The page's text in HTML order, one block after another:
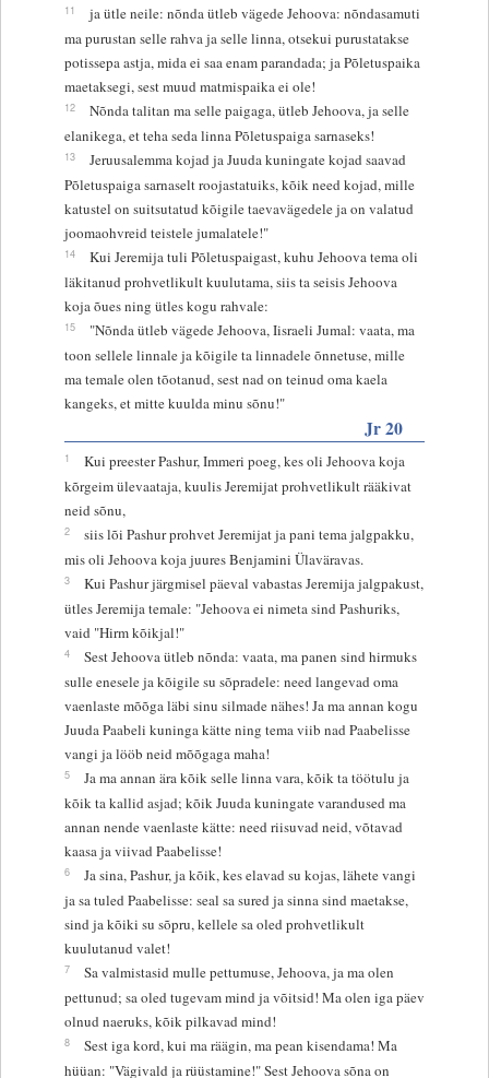
11
ja ütle neile: nõnda ütleb vägede Jehoova: nõndasamuti
ma purustan selle rahva ja selle linna, otsekui purustatakse
potissepa astja, mida ei saa enam parandada; ja Põletuspaika
maetaksegi, sest muud matmispaika ei ole!
12
Nõnda talitan ma selle paigaga, ütleb Jehoova, ja selle
elanikega, et teha seda linna Põletuspaiga sarnaseks!
13
Jeruusalemma kojad ja Juuda kuningate kojad saavad
Põletuspaiga sarnaselt roojastatuiks, kõik need kojad, mille
katustel on suitsutatud kõigile taevavägedele ja on valatud
joomaohvreid teistele jumalatele!"
14
Kui Jeremija tuli Põletuspaigast, kuhu Jehoova tema oli
läkitanud prohvetlikult kuulutama, siis ta seisis Jehoova
koja õues ning ütles kogu rahvale:
15
"Nõnda ütleb vägede Jehoova, Iisraeli Jumal: vaata, ma
toon sellele linnale ja kõigile ta linnadele õnnetuse, mille
ma temale olen tõotanud, sest nad on teinud oma kaela
kangeks, et mitte kuulda minu sõnu!"
Jr 20
1
Kui preester Pashur, Immeri poeg, kes oli Jehoova koja
kõrgeim ülevaataja, kuulis Jeremijat prohvetlikult rääkivat
neid sõnu,
2
siis lõi Pashur prohvet Jeremijat ja pani tema jalgpakku,
mis oli Jehoova koja juures Benjamini Ülaväravas.
3
Kui Pashur järgmisel päeval vabastas Jeremija jalgpakust,
ütles Jeremija temale: "Jehoova ei nimeta sind Pashuriks,
vaid "Hirm kõikjal!"
4
Sest Jehoova ütleb nõnda: vaata, ma panen sind hirmuks
sulle enesele ja kõigile su sõpradele: need langevad oma
vaenlaste mõõga läbi sinu silmade nähes! Ja ma annan kogu
Juuda Paabeli kuninga kätte ning tema viib nad Paabelisse
vangi ja lööb neid mõõgaga maha!
5
Ja ma annan ära kõik selle linna vara, kõik ta töötulu ja
kõik ta kallid asjad; kõik Juuda kuningate varandused ma
annan nende vaenlaste kätte: need riisuvad neid, võtavad
kaasa ja viivad Paabelisse!
6
Ja sina, Pashur, ja kõik, kes elavad su kojas, lähete vangi
ja sa tuled Paabelisse: seal sa sured ja sinna sind maetakse,
sind ja kõiki su sõpru, kellele sa oled prohvetlikult
kuulutanud valet!
7
Sa valmistasid mulle pettumuse, Jehoova, ja ma olen
pettunud; sa oled tugevam mind ja võitsid! Ma olen iga päev
olnud naeruks, kõik pilkavad mind!
8
Sest iga kord, kui ma räägin, ma pean kisendama! Ma
hüüan: "Vägivald ja rüüstamine!" Sest Jehoova sõna on